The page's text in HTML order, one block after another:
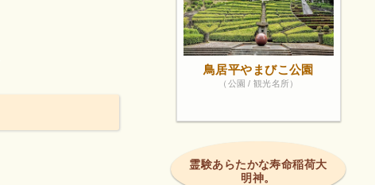
鳥居平やまびこ公園
（公園 / 観光名所）
霊験あらたかな寿命稲荷大
明神。